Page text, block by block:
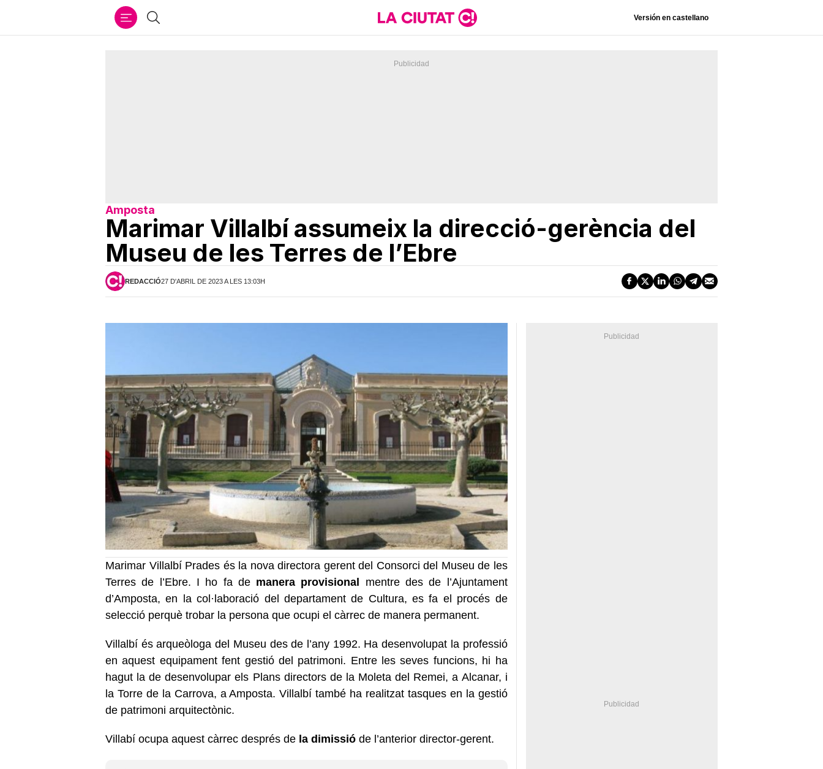
Cercar Versión en castellano
Amposta
Marimar Villalbí assumeix la direcció-gerència del
Museu de les Terres de l’Ebre
REDACCIÓ27 D'ABRIL DE 2023 A LES 13:03H
Marimar Villalbí Prades és la nova directora gerent del Consorci del Museu de les
Terres de l’Ebre. I ho fa de manera provisional mentre des de l’Ajuntament
d’Amposta, en la col·laboració del departament de Cultura, es fa el procés de
selecció perquè trobar la persona que ocupi el càrrec de manera permanent.
Villalbí és arqueòloga del Museu des de l’any 1992. Ha desenvolupat la professió
en aquest equipament fent gestió del patrimoni. Entre les seves funcions, hi ha
hagut la de desenvolupar els Plans directors de la Moleta del Remei, a Alcanar, i
la Torre de la Carrova, a Amposta. Villalbí també ha realitzat tasques en la gestió
de patrimoni arquitectònic.
Villabí ocupa aquest càrrec després de la dimissió de l’anterior director-gerent.